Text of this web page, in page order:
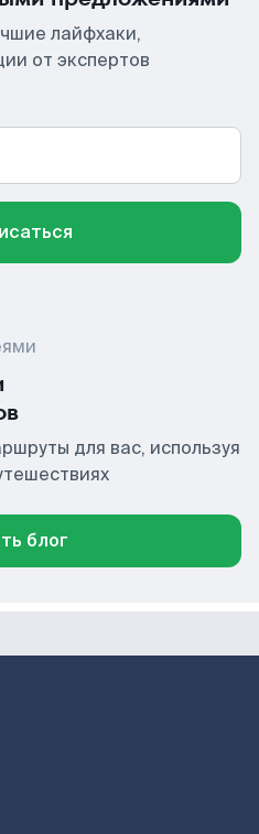
лайфхаки,
от экспертов
для вас, используя
блог